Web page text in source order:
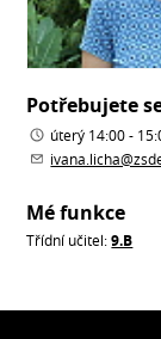
Potřebujete
úterý 14:00 -
Mé funkce
Třídní učitel:9.B